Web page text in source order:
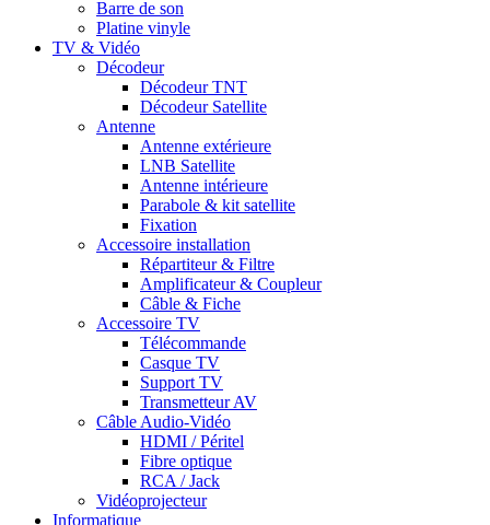
Barre de son
Platine vinyle
TV & Vidéo
Décodeur
Décodeur TNT
Décodeur Satellite
Antenne
Antenne extérieure
LNB Satellite
Antenne intérieure
Parabole & kit satellite
Fixation
Accessoire installation
Répartiteur & Filtre
Amplificateur & Coupleur
Câble & Fiche
Accessoire TV
Télécommande
Casque TV
Support TV
Transmetteur AV
Câble Audio-Vidéo
HDMI / Péritel
Fibre optique
RCA / Jack
Vidéoprojecteur
Informatique